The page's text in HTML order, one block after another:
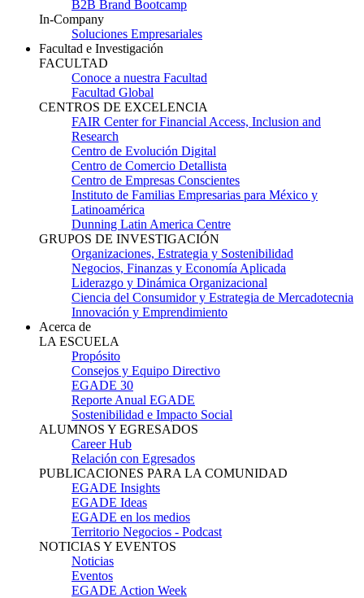
B2B Brand Bootcamp
In-Company
Soluciones Empresariales
Facultad e Investigación
FACULTAD
Conoce a nuestra Facultad
Facultad Global
CENTROS DE EXCELENCIA
FAIR Center for Financial Access, Inclusion and
Research
Centro de Evolución Digital
Centro de Comercio Detallista
Centro de Empresas Conscientes
Instituto de Familias Empresarias para México y
Latinoamérica
Dunning Latin America Centre
GRUPOS DE INVESTIGACIÓN
Organizaciones, Estrategia y Sostenibilidad
Negocios, Finanzas y Economía Aplicada
Liderazgo y Dinámica Organizacional
Ciencia del Consumidor y Estrategia de Mercadotecnia
Innovación y Emprendimiento
Acerca de
LA ESCUELA
Propósito
Consejos y Equipo Directivo
EGADE 30
Reporte Anual EGADE
Sostenibilidad e Impacto Social
ALUMNOS Y EGRESADOS
Career Hub
Relación con Egresados
PUBLICACIONES PARA LA COMUNIDAD
EGADE Insights
EGADE Ideas
EGADE en los medios
Territorio Negocios - Podcast
NOTICIAS Y EVENTOS
Noticias
Eventos
EGADE Action Week